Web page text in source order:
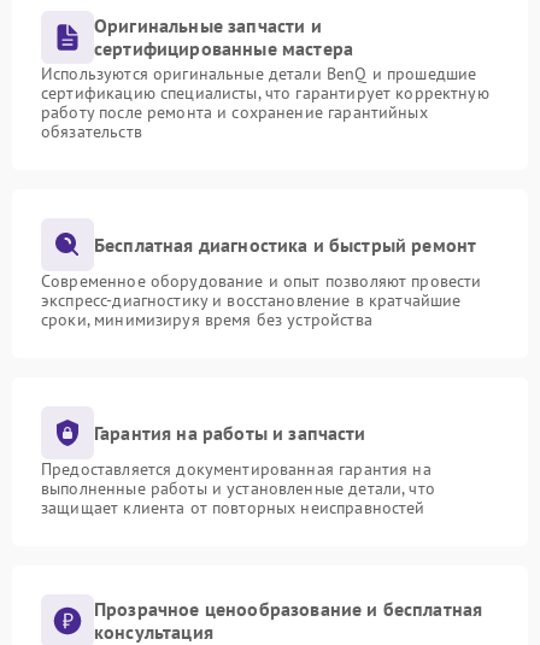
Оригинальные запчасти и
сертифицированные мастера
Используются оригинальные детали BenQ и прошедшие
сертификацию специалисты, что гарантирует корректную
работу после ремонта и сохранение гарантийных
обязательств
Бесплатная диагностика и быстрый ремонт
Современное оборудование и опыт позволяют провести
экспресс-диагностику и восстановление в кратчайшие
сроки, минимизируя время без устройства
Гарантия на работы и запчасти
Предоставляется документированная гарантия на
выполненные работы и установленные детали, что
защищает клиента от повторных неисправностей
Прозрачное ценообразование и бесплатная
консультация